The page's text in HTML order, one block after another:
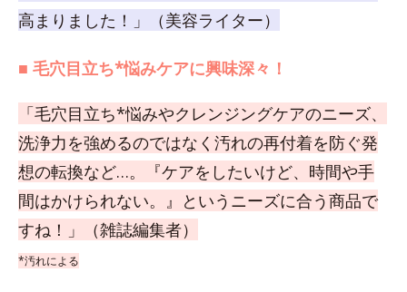
高まりました！」（美容ライター）
■ 毛穴目立ち*悩みケアに興味深々！
「毛穴目立ち*悩みやクレンジングケアのニーズ、
洗浄力を強めるのではなく汚れの再付着を防ぐ発
想の転換など…。『ケアをしたいけど、時間や手
間はかけられない。』というニーズに合う商品で
すね！」（雑誌編集者）
*汚れによる